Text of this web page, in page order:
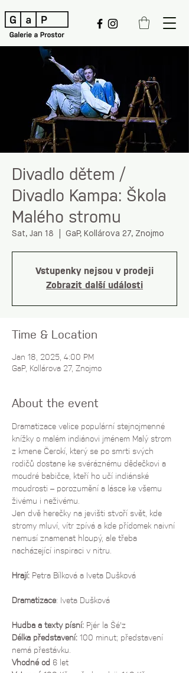
Divadlo dětem /
Divadlo Kampa: Škola
Malého stromu
Sat, Jan 18 GaP, Kollárova 27, Znojmo
Vstupenky nejsou v prodeji
Zobrazit další události
Time & Location
Jan 18, 2025, 4:00 PM
GaP, Kollárova 27, Znojmo
About the event
Dramatizace velice populární stejnojmenné
knížky o malém indiánovi jménem Malý strom
z kmene Čerokí, který se po smrti svých
rodičů dostane ke svéráznému dědečkovi a
moudré babičce, kteří ho učí indiánské
moudrosti – porozumění a lásce ke všemu
živému i neživému.
Jen dvě herečky na jevišti stvoří svět, kde
stromy mluví, vítr zpívá a kde přídomek naivní
nemusí znamenat hloupý, ale třeba
nacházející inspiraci v nitru.
Hrají: Petra Bílková a Iveta Dušková
Dramatizace: Iveta Dušková
Hudba a texty písní: Pjér la Šé'z
Délka představení: 100 minut; představení
nemá přestávku.
Vhodné od 6 let